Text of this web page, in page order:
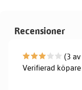
Recensioner
(3
Verifierad köpare